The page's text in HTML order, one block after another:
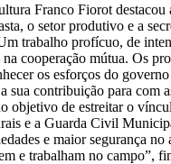
Franco Fiorot destacou
o setor produtivo e a
trabalho profícuo, de
cooperação mútua. Os
os esforços do
sua contribuição para com
objetivo de estreitar o
e a Guarda Civil
e maior segurança no
e trabalham no campo”,